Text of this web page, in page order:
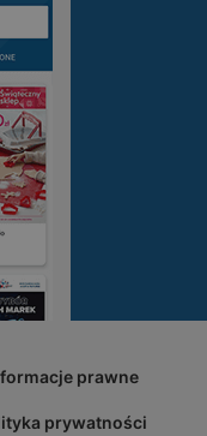
prawne
prywatności